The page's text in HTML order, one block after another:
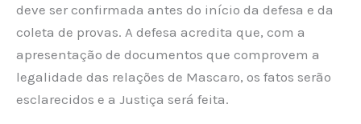
deve ser confirmada antes do início da defesa e da
coleta de provas. A defesa acredita que, com a
apresentação de documentos que comprovem a
legalidade das relações de Mascaro, os fatos serão
esclarecidos e a Justiça será feita.